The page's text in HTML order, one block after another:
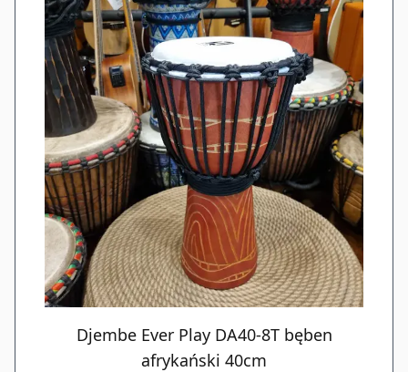
Djembe Ever Play DA40-8T bęben
afrykański 40cm